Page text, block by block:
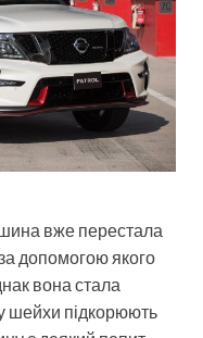
вже перестала
допомогою якого
вона стала
шейхи підкорюють